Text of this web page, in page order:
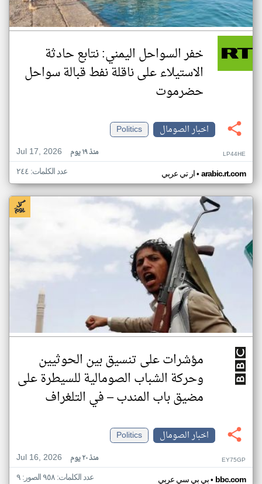
خفر السواحل اليمني: نتابع حادثة
الاستيلاء على ناقلة نفط قبالة سواحل
حضرموت
اخبار الصومال
Politics
Jul 17, 2026
منذ ١٩ يوم LP44HE
ار تي عربي• arabic.rt.com عدد الكلمات: ٢٤٤
مؤشرات على تنسيق بين الحوثيين
وحركة الشباب الصومالية للسيطرة على
مضيق باب المندب – في التلغراف
اخبار الصومال
Politics
Jul 16, 2026
منذ ٢٠ يوم EY75GP
بي بي سي عربي• bbc.com عدد الكلمات: ٩٥٨ الصور: ٩